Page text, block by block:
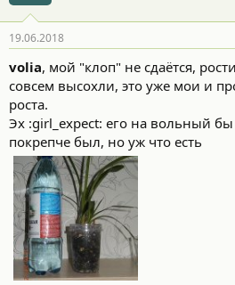
19.06.2018
volia, мой "клоп" не сдаётся,
совсем высохли, это уже мои и
роста.
Эх :girl_expect: его на вольный
покрепче был, но уж что есть